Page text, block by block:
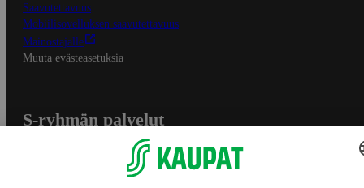
Saavutettavuus
Mobiilisovelluksen saavutettavuus
Mainostajalle
Muuta evästeasetuksia
S-ryhmän palvelut